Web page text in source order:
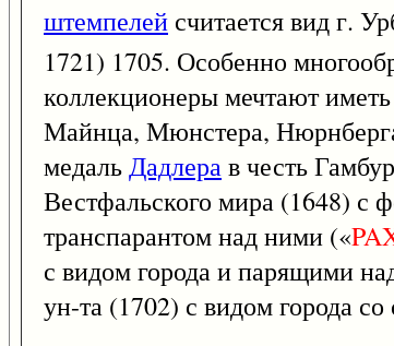
штемпелей считается вид г.
1721) 1705. Особенно
коллекционеры мечтают
Майнца, Мюнстера,
медальДадлерав честь
Вестфальского мира (1648)
транспарантом над ними («
с видом города и парящими
ун-та (1702) с видом города